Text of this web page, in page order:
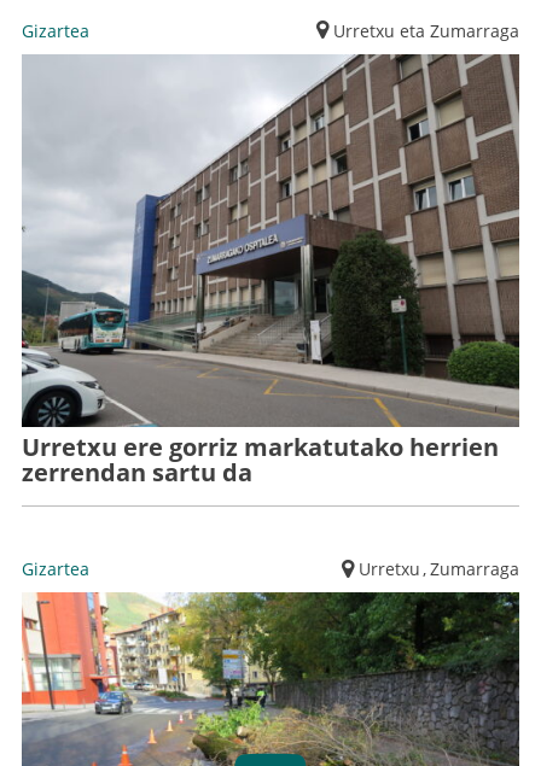
Gizartea Urretxu eta Zumarraga
Urretxu ere gorriz markatutako herrien
zerrendan sartu da
Gizartea Urretxu,Zumarraga